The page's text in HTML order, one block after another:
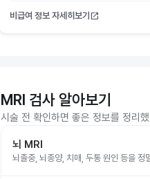
비급여 정보 자세히보기 open_in_new
MRI 검사 알아보기
시술 전 확인하면 좋은 정보를 정리
뇌 MRI
뇌졸중, 뇌종양, 치매, 두통 원인 등을